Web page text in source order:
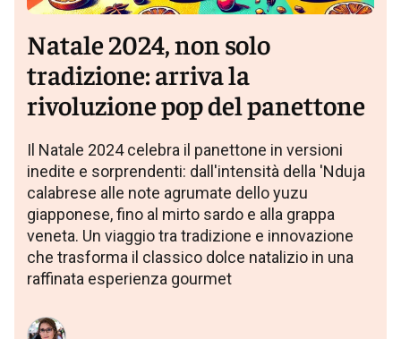
Natale 2024, non solo
tradizione: arriva la
rivoluzione pop del panettone
Il Natale 2024 celebra il panettone in versioni
inedite e sorprendenti: dall'intensità della 'Nduja
calabrese alle note agrumate dello yuzu
giapponese, fino al mirto sardo e alla grappa
veneta. Un viaggio tra tradizione e innovazione
che trasforma il classico dolce natalizio in una
raffinata esperienza gourmet